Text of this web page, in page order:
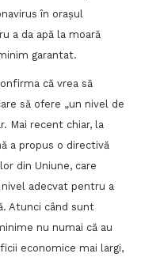
în orașul
a da apă la moară
garantat.
că vrea să
să ofere „un nivel de
Mai recent chiar, la
a propus o directivă
din Uniune, care
adecvat pentru a
Atunci când sunt
nu numai că au
economice mai largi,